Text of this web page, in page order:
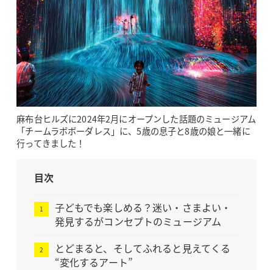
麻布台ヒルズに2024年2月にオープンした話題のミュージアム
「チームラボボーダレス」に、5歳の息子と8歳の娘と一緒に
行ってきました！
目次
子どもでも楽しめる？迷い・さまよい・
発見するがコンセプトのミュージアム
とどまると、そしてふれると見えてくる
“変化するアート”